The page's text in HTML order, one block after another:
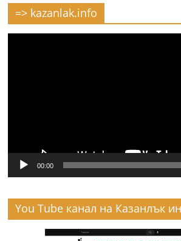
=> kazanlak.info
00:00
You Tube канал на Казанлък